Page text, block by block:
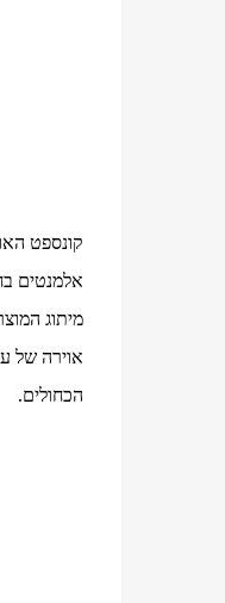
קונספט
אלמנטים
מיתוג
אוירה של
הכחולים.